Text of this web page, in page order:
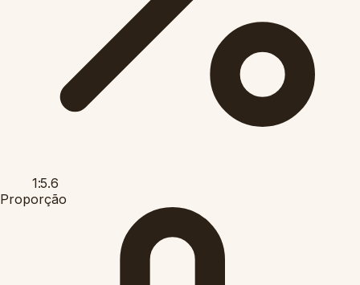
1:5.6
Proporção